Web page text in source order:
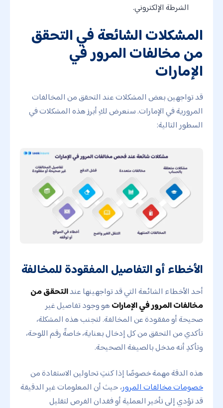
الشرطة الإلكتروني.
المشكلات الشائعة في التحقق
من مخالفات المرور في
الإمارات
قد تواجهين بعض المشكلات عند التحقق من المخالفات
المرورية في الإمارات. سنعرض لكِ أبرز هذه المشكلات في
السطور التالية:
الأخطاء أو التفاصيل المفقودة للمخالفة
أحد الأخطاء الشائعة التي قد تواجهينها عندالتحقق من
مخالفات المرور في الإماراتهو وجود تفاصيل غير
صحيحة أو مفقودة عن المخالفة. لتجنب هذه المشكلة،
تأكدي من التحقق من كل إدخال بعناية، خاصةً رقم اللوحة،
وتأكدِ أنه مدخل بالصيغة الصحيحة.
هذه الدقة مهمة خصوصًا إذا كنتِ تحاولين الاستفادة من
خصومات مخالفات المرور، حيث أن المعلومات غير الدقيقة
قد تؤدي إلى تأخير العملية أو فقدان الفرص لتقليل